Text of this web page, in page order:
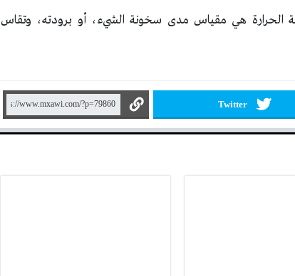
الحرارة هي مقياس مدى سخونة الشيء، أو برودته، وتقاس
Twitter